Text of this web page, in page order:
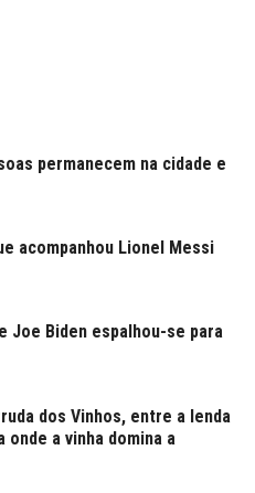
permanecem na cidade e
acompanhou Lionel Messi
Joe Biden espalhou-se para
dos Vinhos, entre a lenda
a vinha domina a